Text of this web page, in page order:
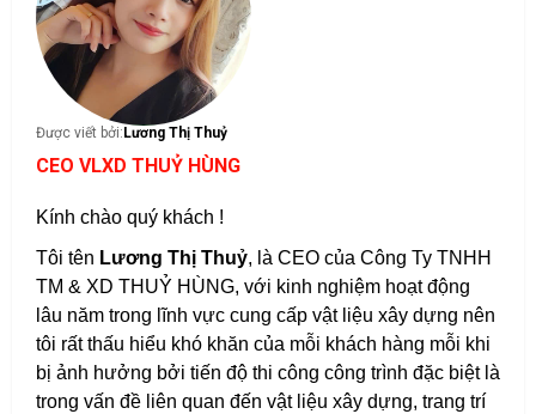
Được viết bởi:Lương Thị Thuỷ
CEO VLXD THUỶ HÙNG
Kính chào quý khách !
Tôi tên Lương Thị Thuỷ, là CEO của Công Ty TNHH
TM & XD THUỶ HÙNG, với kinh nghiệm hoạt động
lâu năm trong lĩnh vực cung cấp vật liệu xây dựng nên
tôi rất thấu hiểu khó khăn của mỗi khách hàng mỗi khi
bị ảnh hưởng bởi tiến độ thi công công trình đặc biệt là
trong vấn đề liên quan đến vật liệu xây dựng, trang trí